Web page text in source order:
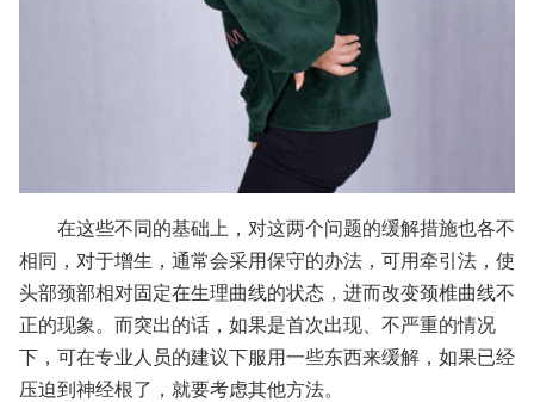
在这些不同的基础上，对这两个问题的缓解措施也各不
相同，对于增生，通常会采用保守的办法，可用牵引法，使
头部颈部相对固定在生理曲线的状态，进而改变颈椎曲线不
正的现象。而突出的话，如果是首次出现、不严重的情况
下，可在专业人员的建议下服用一些东西来缓解，如果已经
压迫到神经根了，就要考虑其他方法。